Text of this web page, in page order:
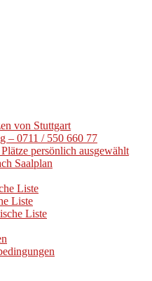
von Stuttgart
– 0711 / 550 660 77
persönlich ausgewählt
Saalplan
Liste
Liste
Liste